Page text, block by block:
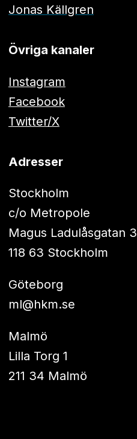
Jonas Källgren
Övriga kanaler
Instagram
Facebook
Twitter/X
Adresser
Stockholm
c/o Metropole
Magus Ladulåsgatan 3
118 63 Stockholm
Göteborg
ml@hkm.se
Malmö
Lilla Torg 1
211 34 Malmö